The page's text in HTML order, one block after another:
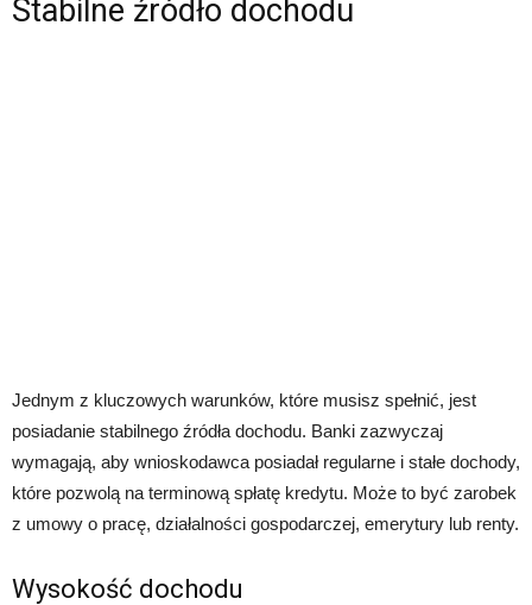
Stabilne źródło dochodu
Jednym z kluczowych warunków, które musisz spełnić, jest
posiadanie stabilnego źródła dochodu. Banki zazwyczaj
wymagają, aby wnioskodawca posiadał regularne i stałe dochody,
które pozwolą na terminową spłatę kredytu. Może to być zarobek
z umowy o pracę, działalności gospodarczej, emerytury lub renty.
Wysokość dochodu